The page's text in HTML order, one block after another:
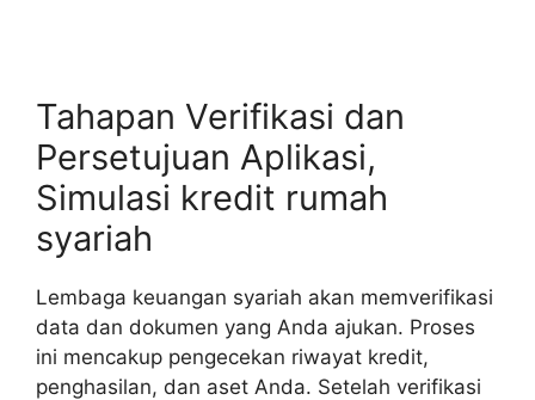
Tahapan Verifikasi dan
Persetujuan Aplikasi,
Simulasi kredit rumah
syariah
Lembaga keuangan syariah akan memverifikasi
data dan dokumen yang Anda ajukan. Proses
ini mencakup pengecekan riwayat kredit,
penghasilan, dan aset Anda. Setelah verifikasi